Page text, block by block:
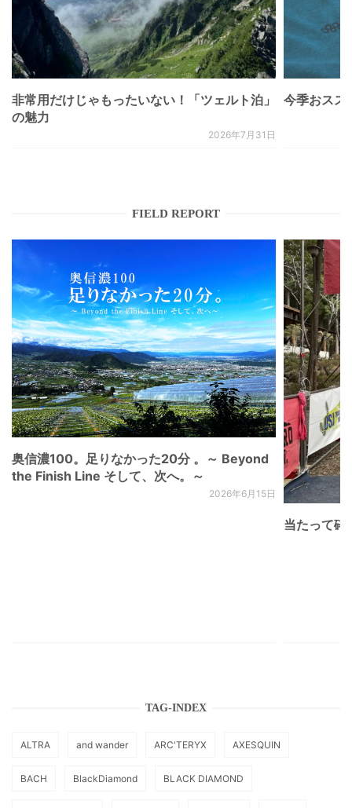
非常用だけじゃもったいない！「ツェルト泊」
の魅力
2026年7月31日
今季おスス
FIELD REPORT
奥信濃100。足りなかった20分 。～ Beyond
the Finish Line そして、次へ。～
2026年6月15日
当たって砕
TAG-INDEX
ALTRA and wander ARC'TERYX AXESQUIN
BACH BlackDiamond BLACK DIAMOND